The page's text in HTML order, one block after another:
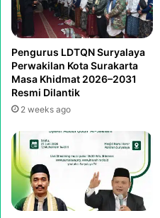
Pengurus LDTQN Suryalaya
Perwakilan Kota Surakarta
Masa Khidmat 2026–2031
Resmi Dilantik
2 weeks ago